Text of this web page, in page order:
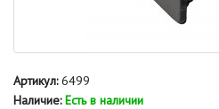
Артикул:6499
Наличие: Есть в наличии